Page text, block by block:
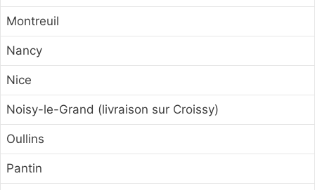
Montreuil
Nancy
Nice
Noisy-le-Grand (livraison sur Croissy)
Oullins
Pantin